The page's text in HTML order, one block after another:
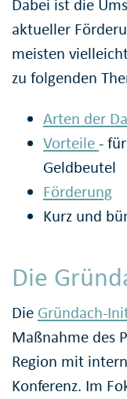
Dabei ist die
aktueller
meisten
zu folgenden
Arten der
Vorteile-
Geldbeutel
Förderung
Kurz und
Die
Die Gründach-
Maßnahme des
Region mit
Konferenz. Im